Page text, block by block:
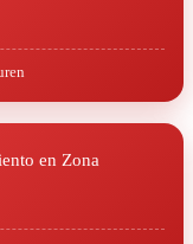
en Zona